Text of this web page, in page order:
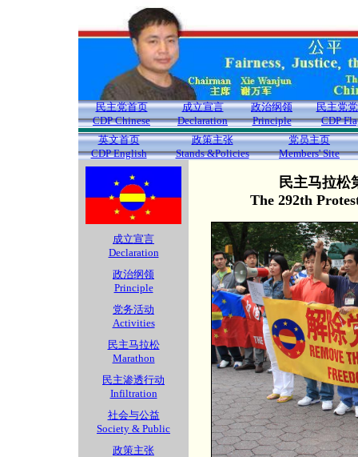
民主党首页
CDP Chinese
成立宣言
Declaration
政治纲领
Principle
民主党
CDP
英文首页
CDP English
政策主张
Stands &Policies
党员主页
Members' Site
成立宣言
Declaration
政治纲领
Principle
党务活动
Activities
民主马拉松
Marathon
民主渗透行动
Infiltration
社会与公益
Society & Public
政策主张
民主马拉松
The 292th